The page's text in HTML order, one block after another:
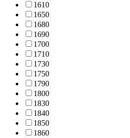
1610
1650
1680
1690
1700
1710
1730
1750
1790
1800
1830
1840
1850
1860